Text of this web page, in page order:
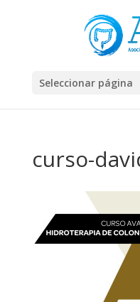
Seleccionar página
curso-